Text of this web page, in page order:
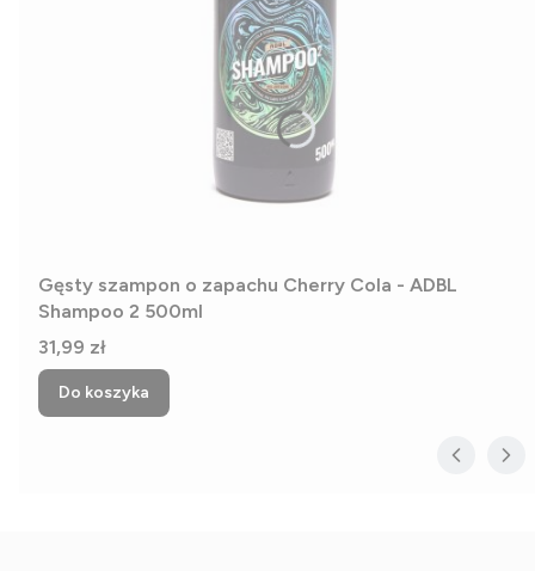
Gęsty szampon o zapachu Cherry Cola - ADBL
Shampoo 2 500ml
Cena
31,99 zł
Do koszyka